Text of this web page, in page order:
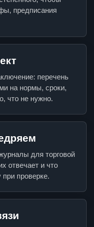
предписания
перечень
на нормы, сроки,
что не нужно.
для торговой
отвечает и что
при проверке.